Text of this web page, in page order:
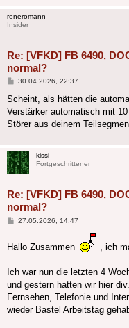
reneromann
Insider
Re: [VFKD] FB 6490,
normal?
Beitrag
30.04.2026, 22:37
Scheint, als hätten die
Verstärker automatisch mit
Störer aus deinem
kissi
Fortgeschrittener
Re: [VFKD] FB 6490,
normal?
Beitrag
27.05.2026, 14:47
Hallo Zusammen , ich
Ich war nun die letzten 4
und gestern hatten wir hier
Fernsehen, Telefonie und
wieder Bastel Arbeitstag